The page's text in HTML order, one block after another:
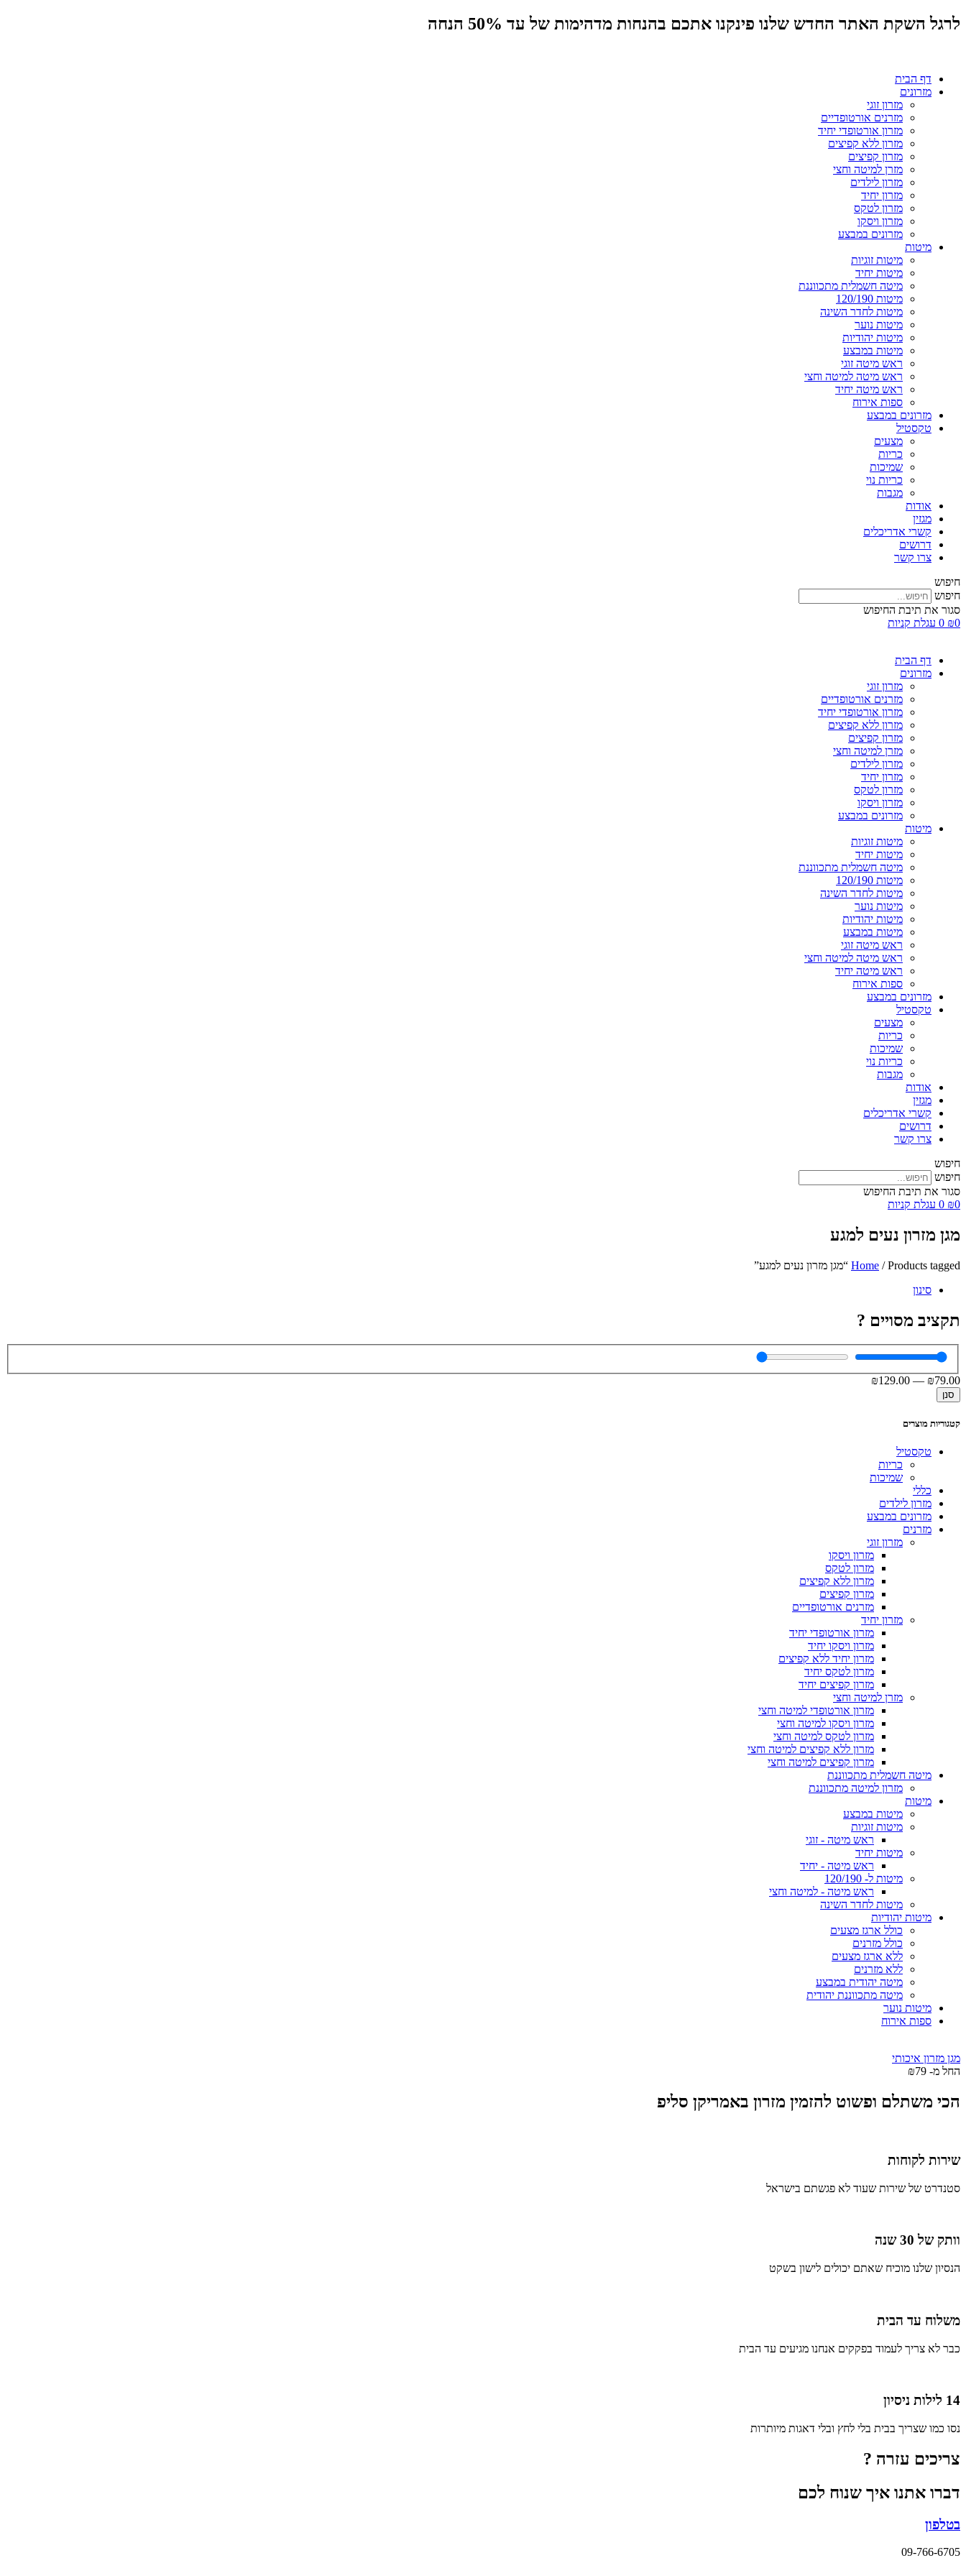
לרגל השקת האתר החדש שלנו פינקנו אתכם בהנחות מדהימות של עד 50% הנחה
דף הבית
מזרונים
מזרון זוגי
מזרנים אורטופדיים
מזרון אורטופדי יחיד
מזרון ללא קפיצים
מזרון קפיצים
מזרן למיטה וחצי
מזרון לילדים
מזרון יחיד
מזרון לטקס
מזרון ויסקו
מזרונים במבצע
מיטות
מיטות זוגיות
מיטות יחיד
מיטה חשמלית מתכווננת
מיטות 120/190
מיטות לחדר השינה
מיטות נוער
מיטות יהודיות
מיטות במבצע
ראש מיטה זוגי
ראש מיטה למיטה וחצי
ראש מיטה יחיד
ספות אירוח
מזרונים במבצע
טקסטיל
מצעים
כריות
שמיכות
כריות נוי
מגבות
אודות
מגזין
קשרי אדריכלים
דרושים
צרו קשר
חיפוש
חיפוש
סגור את תיבת החיפוש
₪0
0 עגלת קניות
דף הבית
מזרונים
מזרון זוגי
מזרנים אורטופדיים
מזרון אורטופדי יחיד
מזרון ללא קפיצים
מזרון קפיצים
מזרן למיטה וחצי
מזרון לילדים
מזרון יחיד
מזרון לטקס
מזרון ויסקו
מזרונים במבצע
מיטות
מיטות זוגיות
מיטות יחיד
מיטה חשמלית מתכווננת
מיטות 120/190
מיטות לחדר השינה
מיטות נוער
מיטות יהודיות
מיטות במבצע
ראש מיטה זוגי
ראש מיטה למיטה וחצי
ראש מיטה יחיד
ספות אירוח
מזרונים במבצע
טקסטיל
מצעים
כריות
שמיכות
כריות נוי
מגבות
אודות
מגזין
קשרי אדריכלים
דרושים
צרו קשר
חיפוש
חיפוש
סגור את תיבת החיפוש
₪0
0 עגלת קניות
מגן מזרון נעים למגע
Home / Products tagged “מגן מזרון נעים למגע”
סינון
תקציב מסויים ?
₪79.00
—
₪129.00
סנן
קטגוריות מוצרים
טקסטיל
כריות
שמיכות
כללי
מזרון לילדים
מזרונים במבצע
מזרנים
מזרון זוגי
מזרון ויסקו
מזרון לטקס
מזרון ללא קפיצים
מזרון קפיצים
מזרנים אורטופדיים
מזרון יחיד
מזרון אורטופדי יחיד
מזרון ויסקו יחיד
מזרון יחיד ללא קפיצים
מזרון לטקס יחיד
מזרון קפיצים יחיד
מזרן למיטה וחצי
מזרון אורטופדי למיטה וחצי
מזרון ויסקו למיטה וחצי
מזרון לטקס למיטה וחצי
מזרון ללא קפיצים למיטה וחצי
מזרון קפיצים למיטה וחצי
מיטה חשמלית מתכווננת
מזרון למיטה מתכווננת
מיטות
מיטות במבצע
מיטות זוגיות
ראש מיטה - זוגי
מיטות יחיד
ראש מיטה - יחיד
מיטות ל- 120/190
ראש מיטה - למיטה וחצי
מיטות לחדר השינה
מיטות יהודיות
כולל ארגז מצעים
כולל מזרנים
ללא ארגז מצעים
ללא מזרנים
מיטה יהודית במבצע
מיטה מתכווננת יהודית
מיטות נוער
ספות אירוח
מגן מזרון איכותי
החל מ-
₪79
הכי משתלם ופשוט להזמין מזרון באמריקן סליפ
שירות לקוחות
סטנדרט של שירות שעוד לא פגשתם בישראל
וותק של 30 שנה
הנסיון שלנו מוכיח שאתם יכולים לישון בשקט
משלוח עד הבית
כבר לא צריך לעמוד בפקקים אנחנו מגיעים עד הבית
14 לילות ניסיון
נסו כמו שצריך בבית בלי לחץ ובלי דאגות מיותרות
צריכים עזרה ?
דברו אתנו איך שנוח לכם
בטלפון
09-766-6705